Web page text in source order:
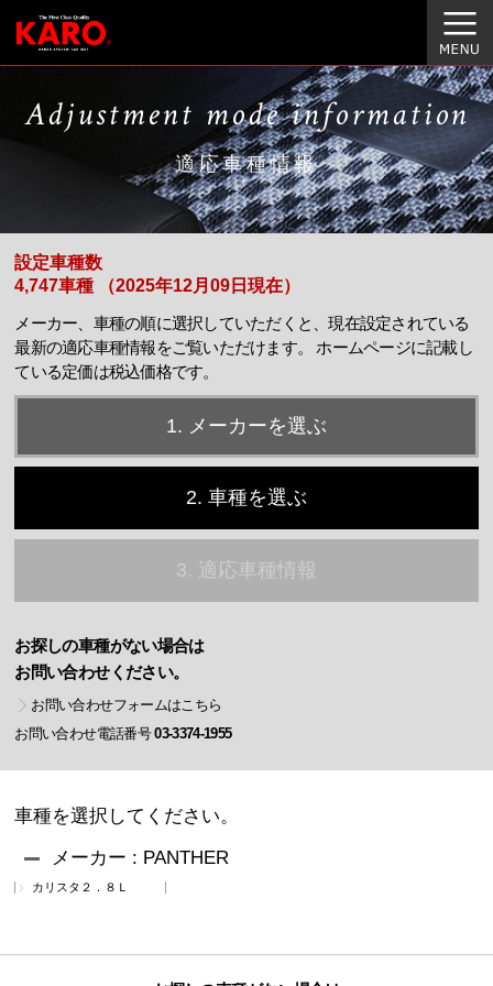
Adjustment mode information
適応車種情報
設定車種数
4,747車種 （2025年12月09日現在）
メーカー、車種の順に選択していただくと、現在設定されている
最新の適応車種情報をご覧いただけます。
ホームページに記載し
ている定価は税込価格です。
1. メーカーを選ぶ
2. 車種を選ぶ
3. 適応車種情報
お探しの車種がない場合は
お問い合わせください。
お問い合わせフォームはこちら
お問い合わせ電話番号03-3374-1955
車種を選択してください。
メーカー : PANTHER
カリスタ２．８Ｌ